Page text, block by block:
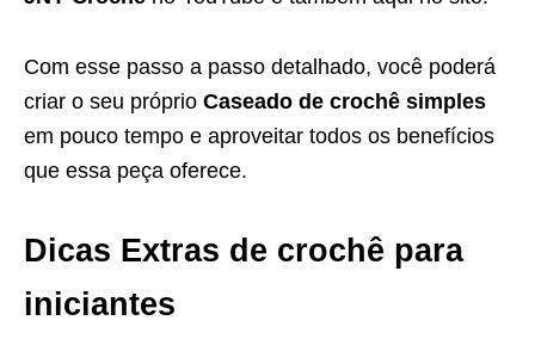
Com esse passo a passo detalhado, você poderá
criar o seu próprio Caseado de crochê simples
em pouco tempo e aproveitar todos os benefícios
que essa peça oferece.
Dicas Extras de crochê para
iniciantes